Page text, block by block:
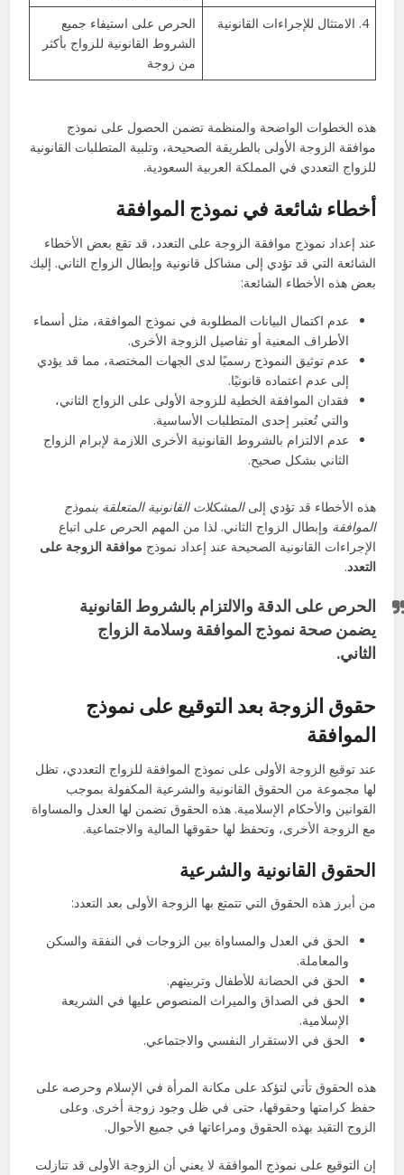
4. الامتثال للإجراءات القانونية
الحرص على استيفاء جميع
الشروط القانونية للزواج بأكثر
من زوجة
هذه الخطوات الواضحة والمنظمة تضمن الحصول على نموذج
موافقة الزوجة الأولى بالطريقة الصحيحة، وتلبية المتطلبات القانونية
للزواج التعددي في المملكة العربية السعودية.
أخطاء شائعة في نموذج الموافقة
عند إعداد نموذج موافقة الزوجة على التعدد، قد تقع بعض الأخطاء
الشائعة التي قد تؤدي إلى مشاكل قانونية وإبطال الزواج الثاني. إليك
بعض هذه الأخطاء الشائعة:
عدم اكتمال البيانات المطلوبة في نموذج الموافقة، مثل أسماء
الأطراف المعنية أو تفاصيل الزوجة الأخرى.
عدم توثيق النموذج رسميًا لدى الجهات المختصة، مما قد يؤدي
إلى عدم اعتماده قانونيًا.
فقدان الموافقة الخطية للزوجة الأولى على الزواج الثاني،
والتي تُعتبر إحدى المتطلبات الأساسية.
عدم الالتزام بالشروط القانونية الأخرى اللازمة لإبرام الزواج
الثاني بشكل صحيح.
هذه الأخطاء قد تؤدي إلىالمشكلات القانونية المتعلقة بنموذج
الموافقة وإبطال الزواج الثاني. لذا من المهم الحرص على اتباع
الإجراءات القانونية الصحيحة عند إعداد نموذج موافقة الزوجة على
التعدد.
الحرص على الدقة والالتزام بالشروط القانونية
يضمن صحة نموذج الموافقة وسلامة الزواج
الثاني.
حقوق الزوجة بعد التوقيع على نموذج
الموافقة
عند توقيع الزوجة الأولى على نموذج الموافقة للزواج التعددي، تظل
لها مجموعة من الحقوق القانونية والشرعية المكفولة بموجب
القوانين والأحكام الإسلامية. هذه الحقوق تضمن لها العدل والمساواة
مع الزوجة الأخرى، وتحفظ لها حقوقها المالية والاجتماعية.
الحقوق القانونية والشرعية
من أبرز هذه الحقوق التي تتمتع بها الزوجة الأولى بعد التعدد:
الحق في العدل والمساواة بين الزوجات في النفقة والسكن
والمعاملة.
الحق في الحضانة للأطفال وتربيتهم.
الحق في الصداق والميراث المنصوص عليها في الشريعة
الإسلامية.
الحق في الاستقرار النفسي والاجتماعي.
هذه الحقوق تأتي لتؤكد على مكانة المرأة في الإسلام وحرصه على
حفظ كرامتها وحقوقها، حتى في ظل وجود زوجة أخرى. وعلى
الزوج التقيد بهذه الحقوق ومراعاتها في جميع الأحوال.
إن التوقيع على نموذج الموافقة لا يعني أن الزوجة الأولى قد تنازلت